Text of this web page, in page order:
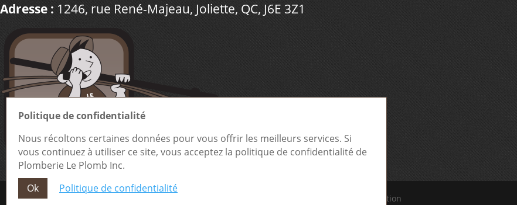
Adresse : 1246, rue René-Majeau, Joliette, QC, J6E 3Z1
Medialogue © 2026 | Optimisez votre communication
Politique de confidentialité
Nous récoltons certaines données pour vous offrir les meilleurs services. Si
vous continuez à utiliser ce site, vous acceptez la politique de confidentialité de
Plomberie Le Plomb Inc.
Ok
Politique de confidentialité